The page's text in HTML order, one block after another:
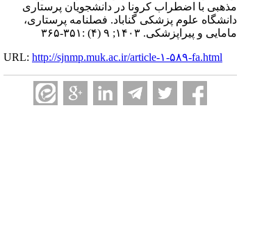
مذهبی با اضطراب کرونا در دانشجویان پرستاری
دانشگاه علوم پزشکی گناباد. فصلنامه پرستاری،
مامایی و پیراپزشکی. ۱۴۰۳; ۹ (۴) :۳۵۱-۳۶۵
URL: http://sjnmp.muk.ac.ir/article-۱-۵۸۹-fa.html